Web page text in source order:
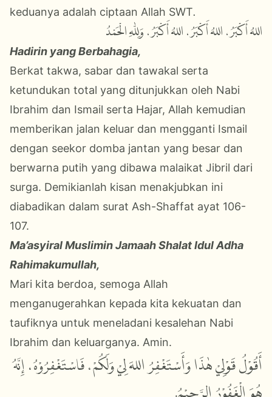
keduanya adalah ciptaan Allah SWT.
اللهُ أَكْبَرُ، اللهُ أَكْبَرُ، اللهُ أَكْبَرُ، وَلِلّٰهِ الْحَمْدُ
Hadirin yang Berbahagia,
Berkat takwa, sabar dan tawakal serta
ketundukan total yang ditunjukkan oleh Nabi
Ibrahim dan Ismail serta Hajar, Allah kemudian
memberikan jalan keluar dan mengganti Ismail
dengan seekor domba jantan yang besar dan
berwarna putih yang dibawa malaikat Jibril dari
surga. Demikianlah kisan menakjubkan ini
diabadikan dalam surat Ash-Shaffat ayat 106-
107.
Ma’asyiral Muslimin Jamaah Shalat Idul Adha
Rahimakumullah,
Mari kita berdoa, semoga Allah
menganugerahkan kepada kita kekuatan dan
taufiknya untuk meneladani kesalehan Nabi
Ibrahim dan keluarganya. Amin.
أَقُوْلُ قَوْلِيْهٰذَا وَأَسْتَغْفِرُ اللهَ لِيْ وَلَكُمْ، فَاسْتَغْفِرُوْهُ، إِنَّهُ